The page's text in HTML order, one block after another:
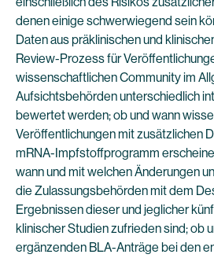
denen einige schwerwiegend sein
Daten aus präklinischen und
Review-Prozess für
wissenschaftlichen Community im
Aufsichtsbehörden unterschiedlich
bewertet werden; ob und wann
Veröffentlichungen mit zusätzlichen
mRNA-Impfstoffprogramm
wann und mit welchen Änderungen
die Zulassungsbehörden mit dem
Ergebnissen dieser und jeglicher
klinischer Studien zufrieden sind; ob
ergänzenden BLA-Anträge bei den